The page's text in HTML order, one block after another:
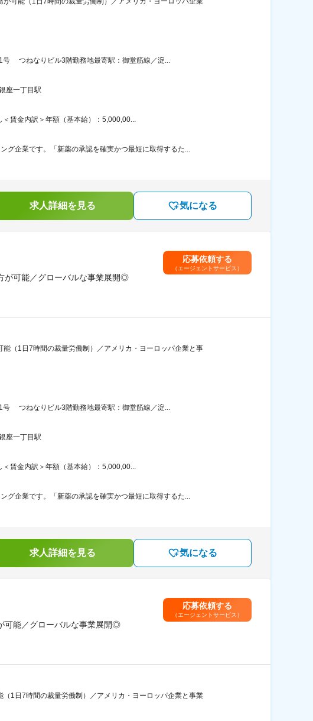
号 つねなりビル3階勤務地最寄駅：御堂筋線／淀...
座一丁目駅
賃金内訳＞年額（基本給）：5,000,00...
グ企業です。「新薬の承認を確実かつ最短に取得するた...
求人詳細を見る 気になる
が可能／グローバルな事業展開◎
応募依頼する
（エージェントサービス）
（1日7時間の裁量労働制）／アメリカ・ヨーロッパ企業と事
号 つねなりビル3階勤務地最寄駅：御堂筋線／淀...
座一丁目駅
賃金内訳＞年額（基本給）：5,000,00...
グ企業です。「新薬の承認を確実かつ最短に取得するた...
求人詳細を見る 気になる
可能／グローバルな事業展開◎
応募依頼する
（エージェントサービス）
1日7時間の裁量労働制）／アメリカ・ヨーロッパ企業と事業